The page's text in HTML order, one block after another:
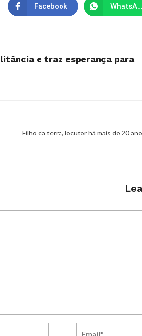
Facebook WhatsApp
e traz esperança para
Filho da terra, locutor há mais de 20